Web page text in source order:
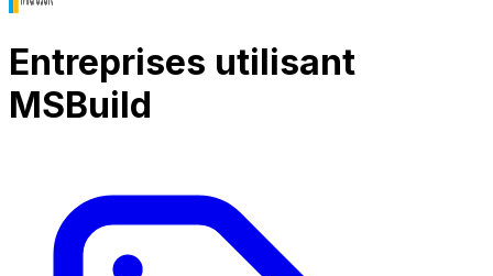
Entreprises utilisant
MSBuild